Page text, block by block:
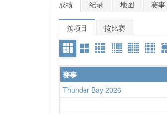
成绩 纪录 地图 赛事
按项目 按比赛
赛事
Thunder Bay 2026